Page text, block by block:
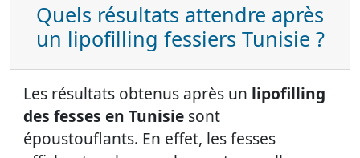
Quels résultats attendre après
un lipofilling fessiers Tunisie ?
Les résultats obtenus après un lipofilling
des fesses en Tunisie sont
époustouflants. En effet, les fesses